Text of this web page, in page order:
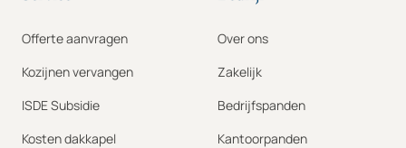
Offerte aanvragen
Kozijnen vervangen
ISDE Subsidie
Kosten dakkapel
Over ons
Zakelijk
Bedrijfspanden
Kantoorpanden